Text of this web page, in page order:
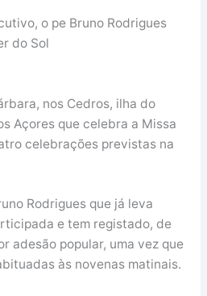
o pe Bruno Rodrigues
do Sol
nos Cedros, ilha do
Açores que celebra a Missa
celebrações previstas na
Rodrigues que já leva
e tem registado, de
adesão popular, uma vez que
às novenas matinais.